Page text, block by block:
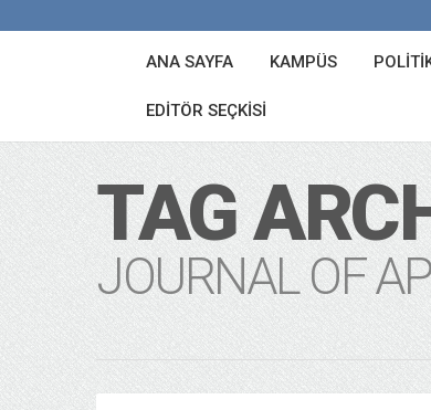
ANA SAYFA KAMPÜS
EDITÖR SEÇKISI
TAG
JOURNAL OF